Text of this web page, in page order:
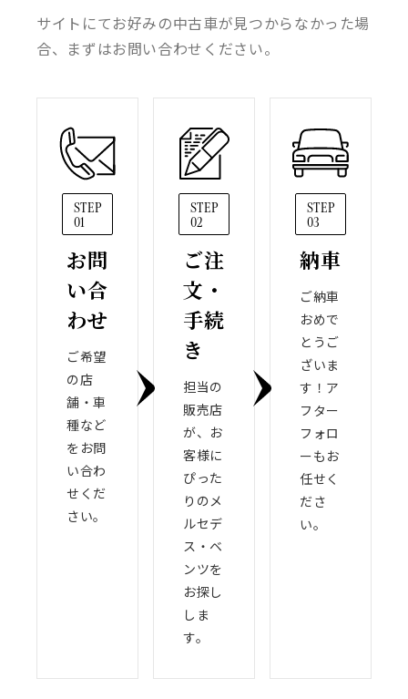
サイトにてお好みの中古車が見つからなかった場
合、まずはお問い合わせください。
STEP
01
お問
い合
わせ
ご希望
の店
舗・車
種など
をお問
い合わ
せくだ
さい。
STEP
02
ご注
文・
手続
き
担当の
販売店
が、お
客様に
ぴった
りのメ
ルセデ
ス・ベ
ンツを
お探し
しま
す。
STEP
03
納車
ご納車
おめで
とうご
ざいま
す！ア
フター
フォロ
ーもお
任せく
ださ
い。